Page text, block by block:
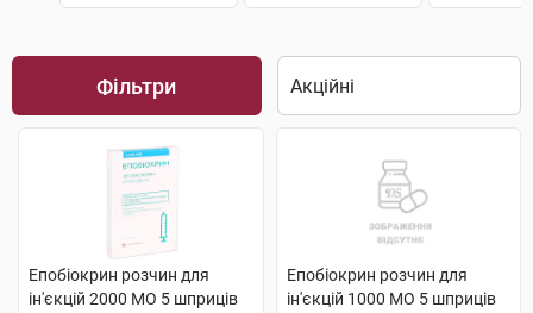
Фільтри
Епобіокрин розчин для
ін'єкцій 2000 МО 5 шприців
Епобіокрин розчин для
ін'єкцій 1000 МО 5 шприців